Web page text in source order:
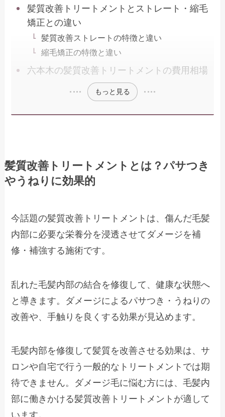
髪質改善トリートメントとストレート・縮毛
矯正との違い
髪質改善ストレートの特徴と違い
縮毛矯正の特徴と違い
六本木の髪質改善トリートメントの費用相場
もっと見る
髪質改善トリートメントとは？パサつき
やうねりに効果的
今話題の髪質改善トリートメントは、傷んだ毛髪
内部に必要な栄養分を浸透させてダメージを補
修・補強する施術です。
乱れた毛髪内部の結合を修復して、健康な状態へ
と導きます。ダメージによるパサつき・うねりの
改善や、手触りを良くする効果が見込めます。
毛髪内部を修復して髪質を改善させる効果は、サ
ロンや自宅で行う一般的なトリートメントでは期
待できません。ダメージ毛に悩む方には、毛髪内
部に働きかける髪質改善トリートメントが適して